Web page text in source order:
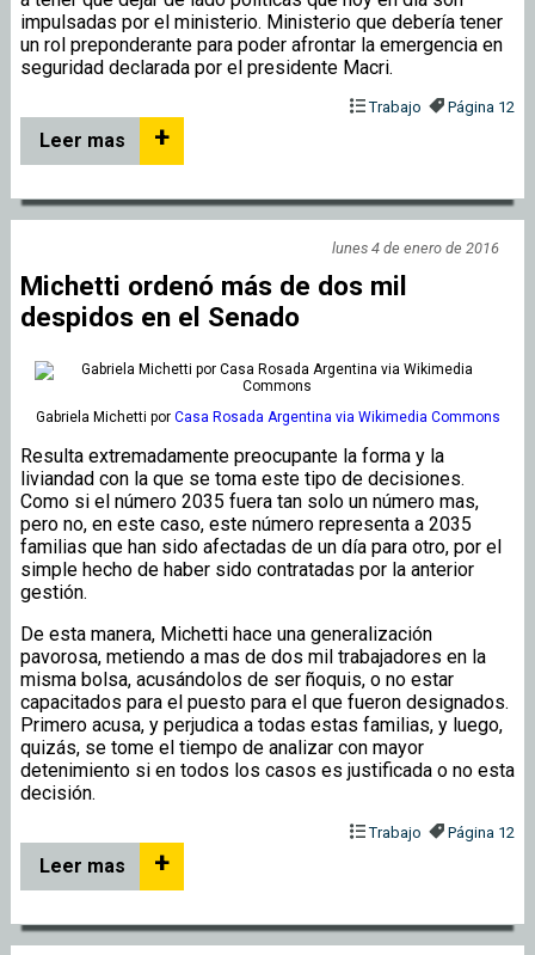
impulsadas por el ministerio. Ministerio que debería tener
un rol preponderante para poder afrontar la emergencia en
seguridad declarada por el presidente Macri.
Página 12
Trabajo
Leer mas +
lunes 4 de enero de 2016
Michetti ordenó más de dos mil
despidos en el Senado
Gabriela Michetti por Casa Rosada Argentina via Wikimedia Commons
Resulta extremadamente preocupante la forma y la
liviandad con la que se toma este tipo de decisiones.
Como si el número 2035 fuera tan solo un número mas,
pero no, en este caso, este número representa a 2035
familias que han sido afectadas de un día para otro, por el
simple hecho de haber sido contratadas por la anterior
gestión.
De esta manera, Michetti hace una generalización
pavorosa, metiendo a mas de dos mil trabajadores en la
misma bolsa, acusándolos de ser ñoquis, o no estar
capacitados para el puesto para el que fueron designados.
Primero acusa, y perjudica a todas estas familias, y luego,
quizás, se tome el tiempo de analizar con mayor
detenimiento si en todos los casos es justificada o no esta
decisión.
Página 12
Trabajo
Leer mas +